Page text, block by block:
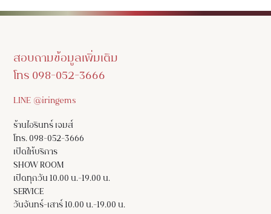
สอบถามข้อมูลเพิ่มเติม
โทร 098-052-3666
LINE @iringems
ร้านไอรินทร์ เจมส์
โทร. 098-052-3666
เปิดให้บริการ
SHOW ROOM
เปิดทุกวัน 10.00 น.-19.00 น.
SERVICE
วันจันทร์-เสาร์ 10.00 น.-19.00 น.